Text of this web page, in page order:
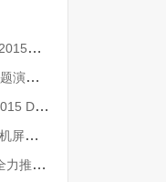
Firefox手机亮相MWC 2015，仅售40美元
微软将为MWC 2015主题演讲提供流媒体直播
联想云服务参展MWC2015 DOit打造无缝个人数字化服务平台
一张图让你了解三星手机屏幕发展史
Oculus CTO：下半年全力推广三星Gear VR